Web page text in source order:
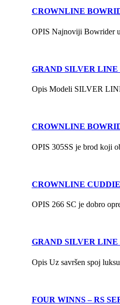
CROWNLINE
OPIS Najnoviji Bowrider
GRAND SILVER LINE
Opis Modeli SILVER
CROWNLINE
OPIS 305SS je brod koji
CROWNLINE
OPIS 266 SC je dobro
GRAND SILVER LINE
Opis Uz savršen spoj
FOUR WINNS – RS